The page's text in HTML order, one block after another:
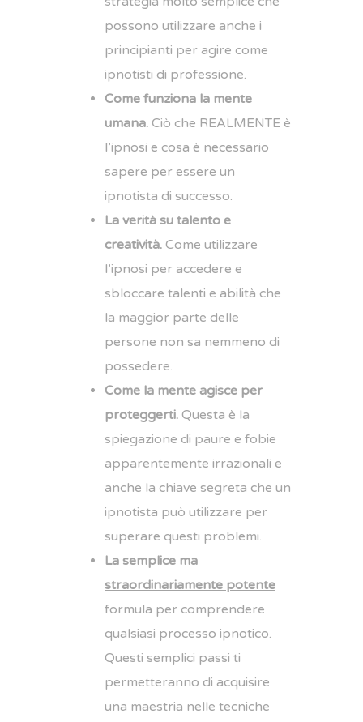
possono utilizzare anche i
principianti per agire come
ipnotisti di professione.
Come funziona la mente
umana. Ciò che REALMENTE è
l’ipnosi e cosa è necessario
sapere per essere un
ipnotista di successo.
La verità su talento e
creatività. Come utilizzare
l’ipnosi per accedere e
sbloccare talenti e abilità che
la maggior parte delle
persone non sa nemmeno di
possedere.
Come la mente agisce per
proteggerti. Questa è la
spiegazione di paure e fobie
apparentemente irrazionali e
anche la chiave segreta che un
ipnotista può utilizzare per
superare questi problemi.
La semplice ma
straordinariamente potente
formula per comprendere
qualsiasi processo ipnotico.
Questi semplici passi ti
permetteranno di acquisire
una maestria nelle tecniche